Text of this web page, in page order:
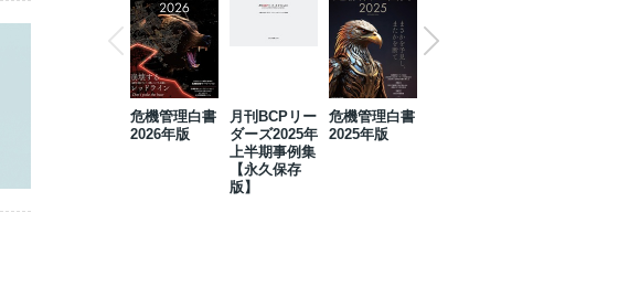
危機管理白書
2026年版
月刊BCPリー
ダーズ2025年
上半期事例集
【永久保存
版】
危機管理白書
2025年版